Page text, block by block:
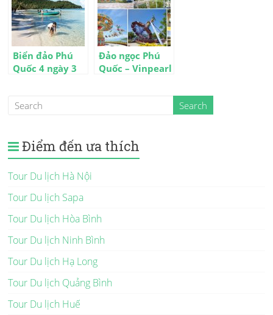
Biển đảo Phú
Quốc 4 ngày 3
Đảo ngọc Phú
Quốc – Vinpearl
Điểm đến ưa thích
Tour Du lịch Hà Nội
Tour Du lịch Sapa
Tour Du lịch Hòa Bình
Tour Du lịch Ninh Bình
Tour Du lịch Hạ Long
Tour Du lịch Quảng Bình
Tour Du lịch Huế